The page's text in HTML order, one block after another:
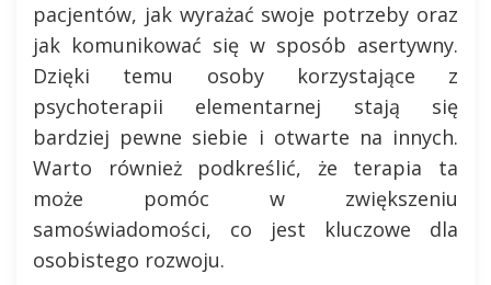
pacjentów, jak wyrażać swoje potrzeby oraz
jak komunikować się w sposób asertywny.
Dzięki temu osoby korzystające z
psychoterapii elementarnej stają się
bardziej pewne siebie i otwarte na innych.
Warto również podkreślić, że terapia ta
może pomóc w zwiększeniu
samoświadomości, co jest kluczowe dla
osobistego rozwoju.